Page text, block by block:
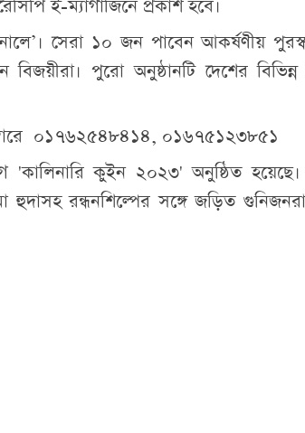
ই-ম্যাগাজিনে প্রকাশ হবে।
সেরা ১০ জন পাবেন আকর্ষণীয়
পুরো অনুষ্ঠানটি দেশের বিভিন্ন
০১৭৬২৫৪৮৪১৪, ০১৬৭৫১২৩৮৫১
'কালিনারি কুইন ২০২৩' অনুষ্ঠিত হয়েছে।
হুদাসহ রন্ধনশিল্পের সঙ্গে জড়িত